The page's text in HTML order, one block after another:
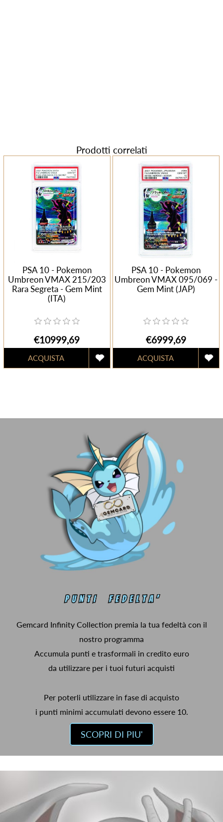
Prodotti correlati
PSA 10 - Pokemon
Umbreon VMAX 215/203
Rara Segreta - Gem Mint
(ITA)
€10999,69
PSA 10 - Pokemon
Umbreon VMAX 095/069 -
Gem Mint (JAP)
€6999,69
Gemcard Infinity Collection premia la tua fedeltà con il
nostro programma
Accumula punti e trasformali in credito euro
da utilizzare per i tuoi futuri acquisti
Per poterli utilizzare in fase di acquisto
i punti minimi accumulati devono essere 10.
SCOPRI DI PIU'